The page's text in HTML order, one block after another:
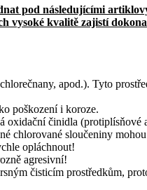
pod následujícími
kvalitě zajistí
apod.). Tyto
poškození i koroze.
činidla
chlorované sloučeniny
opláchnout!
agresivní!
čisticím prostředkům,